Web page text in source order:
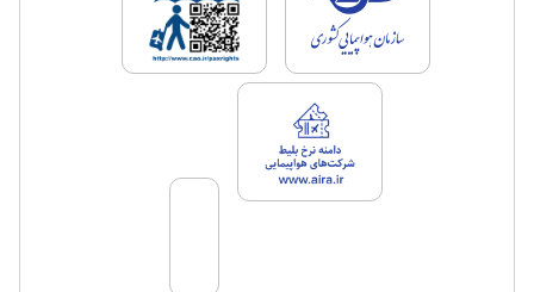
لایسنس های فروش سفرتاپ